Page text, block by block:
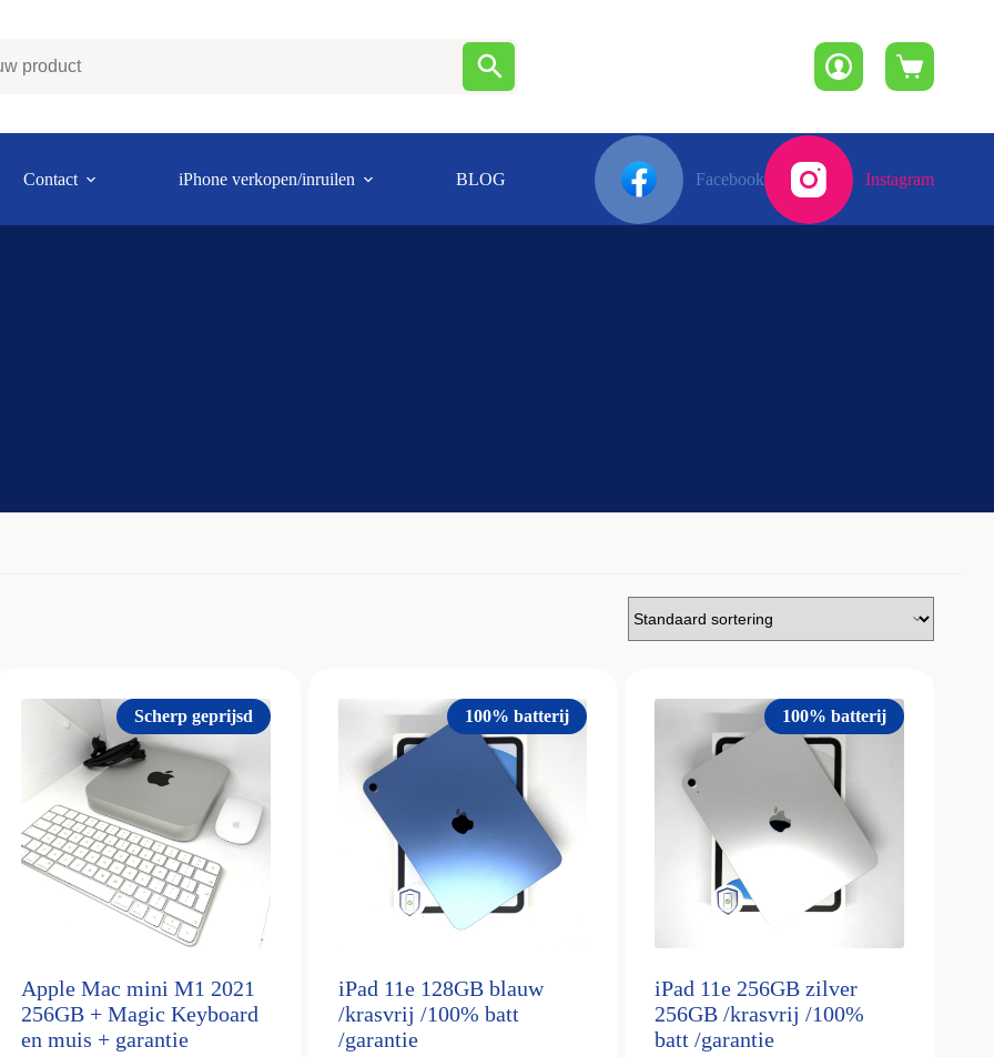
Winkelwagen
Contact iPhone verkopen/inruilen BLOG Facebook Instagram
Scherp geprijsd
Apple Mac mini M1 2021
256GB + Magic Keyboard
en muis + garantie
100% batterij
iPad 11e 128GB blauw
/krasvrij /100% batt
/garantie
100% batterij
iPad 11e 256GB zilver
256GB /krasvrij /100%
batt /garantie